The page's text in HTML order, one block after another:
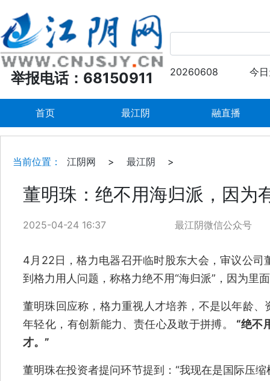
举报电话：68150911 20260608 今
首页 最江阴 融直播
当前位置： 江阴网 > 最江阴 >
董明珠：绝不用海归派，因为
2025-04-24 16:37 最江阴微信公众号
4月22日，格力电器召开临时股东大会，审议公
到格力用人问题，称格力绝不用“海归派”，因为里
董明珠回应称，格力重视人才培养，不是以年龄
年轻化，有创新能力、责任心及敢于拼搏。
“绝不
才。”
董明珠在投资者提问环节提到：“我现在是国际压